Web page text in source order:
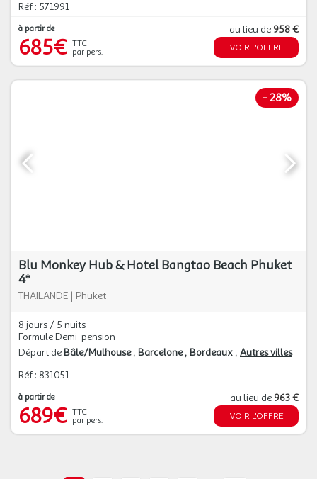
Réf : 571991
à partir de
685€ TTC
par pers.
au lieu de 958 €
VOIR L'OFFRE
- 28%
Blu Monkey Hub & Hotel Bangtao Beach Phuket
4*
THAILANDE | Phuket
8 jours / 5 nuits
Formule Demi-pension
Départ de Bâle/Mulhouse Barcelone Bordeaux Autres villes
Réf : 831051
à partir de
689€ TTC
par pers.
au lieu de 963 €
VOIR L'OFFRE